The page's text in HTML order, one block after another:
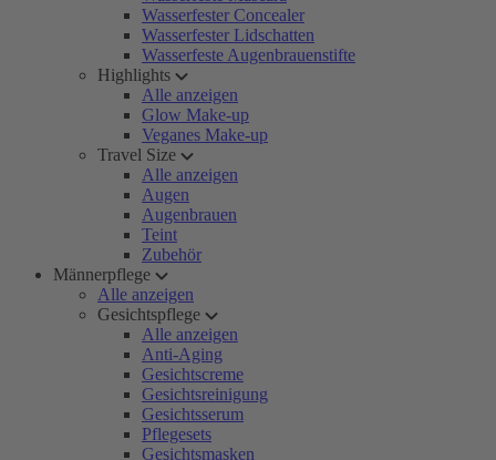
Wasserfester Concealer
Wasserfester Lidschatten
Wasserfeste Augenbrauenstifte
Highlights
Alle anzeigen
Glow Make-up
Veganes Make-up
Travel Size
Alle anzeigen
Augen
Augenbrauen
Teint
Zubehör
Männerpflege
Alle anzeigen
Gesichtspflege
Alle anzeigen
Anti-Aging
Gesichtscreme
Gesichtsreinigung
Gesichtsserum
Pflegesets
Gesichtsmasken